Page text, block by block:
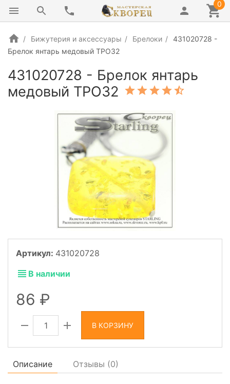
0
Бижутерия и аксессуары Брелоки
431020728 -
Брелок янтарь медовый ТРО32
431020728 - Брелок янтарь
медовый ТРО32
Артикул: 431020728
В наличии
86
В КОРЗИНУ
Описание Отзывы (0)